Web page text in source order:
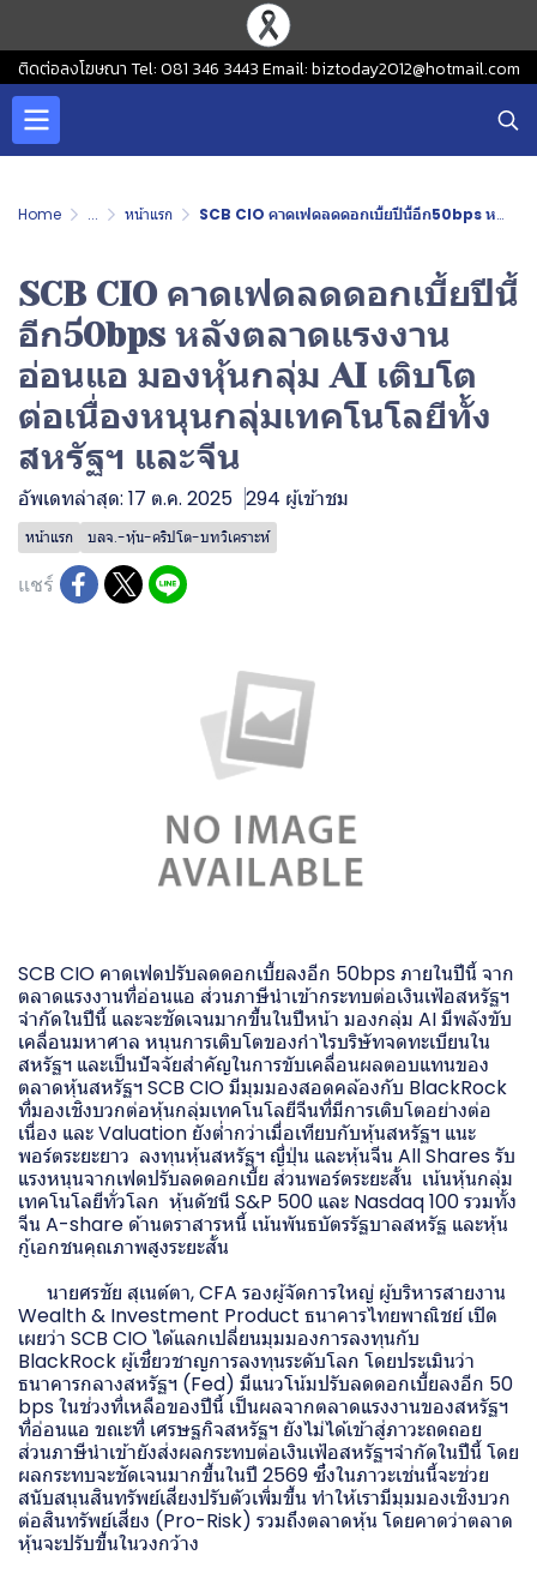
ติดต่อลงโฆษณา Tel: 081 346 3443 Email: biztoday2012@hotmail.com
Home ... หน้าแรก SCB CIO คาดเฟดลดดอกเบี้ยปีนี้อีก50bps หลังตลาดแรงงานอ่อนแอ มองหุ้นกลุ่ม AI เติบโตต่อเนื่องหนุนกลุ่มเทคโนโลยีทั้งสหรัฐฯ และจีน
SCB CIO คาดเฟดลดดอกเบี้ยปีนี้
อีก50bps หลังตลาดแรงงาน
อ่อนแอ มองหุ้นกลุ่ม AI เติบโต
ต่อเนื่องหนุนกลุ่มเทคโนโลยีทั้ง
สหรัฐฯ และจีน
อัพเดทล่าสุด: 17 ต.ค. 2025 294 ผู้เข้าชม
หน้าแรก บลจ.-หุ้น-คริปโต-บทวิเคราะห์
แชร์
SCB CIO คาดเฟดปรับลดดอกเบี้ยลงอีก 50bps ภายในปีนี้ จาก
ตลาดแรงงานที่อ่อนแอ ส่วนภาษีนำเข้ากระทบต่อเงินเฟ้อสหรัฐฯ
จำกัดในปีนี้ และจะชัดเจนมากขึ้นในปีหน้า มองกลุ่ม AI มีพลังขับ
เคลื่อนมหาศาล หนุนการเติบโตของกำไรบริษัทจดทะเบียนใน
สหรัฐฯ และเป็นปัจจัยสำคัญในการขับเคลื่อนผลตอบแทนของ
ตลาดหุ้นสหรัฐฯ SCB CIO มีมุมมองสอดคล้องกับ BlackRock
ที่มองเชิงบวกต่อหุ้นกลุ่มเทคโนโลยีจีนที่มีการเติบโตอย่างต่อ
เนื่อง และ Valuation ยังต่ำกว่าเมื่อเทียบกับหุ้นสหรัฐฯ แนะ
พอร์ตระยะยาว ลงทุนหุ้นสหรัฐฯ ญี่ปุ่น และหุ้นจีน All Shares รับ
แรงหนุนจากเฟดปรับลดดอกเบี้ย ส่วนพอร์ตระยะสั้น เน้นหุ้นกลุ่ม
เทคโนโลยีทั่วโลก หุ้นดัชนี S&P 500 และ Nasdaq 100 รวมทั้ง
จีน A-share ด้านตราสารหนี้ เน้นพันธบัตรรัฐบาลสหรัฐ และหุ้น
กู้เอกชนคุณภาพสูงระยะสั้น
นายศรชัย สุเนต์ตา, CFA รองผู้จัดการใหญ่ ผู้บริหารสายงาน
Wealth & Investment Product ธนาคารไทยพาณิชย์ เปิด
เผยว่า SCB CIO ได้แลกเปลี่ยนมุมมองการลงทุนกับ
BlackRock ผู้เชี่ยวชาญการลงทุนระดับโลก โดยประเมินว่า
ธนาคารกลางสหรัฐฯ (Fed) มีแนวโน้มปรับลดดอกเบี้ยลงอีก 50
bps ในช่วงที่เหลือของปีนี้ เป็นผลจากตลาดแรงงานของสหรัฐฯ
ที่อ่อนแอ ขณะที่ เศรษฐกิจสหรัฐฯ ยังไม่ได้เข้าสู่ภาวะถดถอย
ส่วนภาษีนำเข้ายังส่งผลกระทบต่อเงินเฟ้อสหรัฐฯจำกัดในปีนี้ โดย
ผลกระทบจะชัดเจนมากขึ้นในปี 2569 ซึ่งในภาวะเช่นนี้จะช่วย
สนับสนุนสินทรัพย์เสี่ยงปรับตัวเพิ่มขึ้น ทำให้เรามีมุมมองเชิงบวก
ต่อสินทรัพย์เสี่ยง (Pro-Risk) รวมถึงตลาดหุ้น โดยคาดว่าตลาด
หุ้นจะปรับขึ้นในวงกว้าง